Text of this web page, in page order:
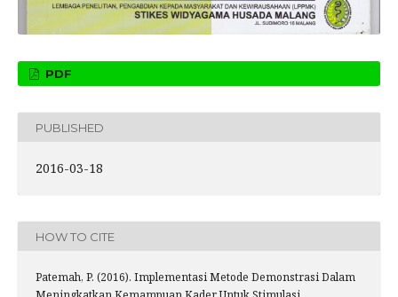
PDF
PUBLISHED
2016-03-18
HOW TO CITE
Patemah, P. (2016). Implementasi Metode Demonstrasi Dalam